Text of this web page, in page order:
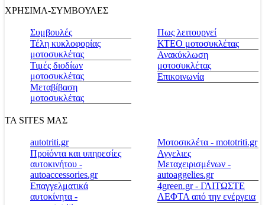
ΧΡΗΣΙΜΑ-ΣΥΜΒΟΥΛΕΣ
Συμβουλές
Τέλη κυκλοφορίας
μοτοσυκλέτας
Τιμές διοδίων
μοτοσυκλέτας
Μεταβίβαση
μοτοσυκλέτας
Πως λειτουργεί
ΚΤΕΟ μοτοσυκλέτας
Ανακύκλωση
μοτοσυκλέτας
Επικοινωνία
ΤΑ SITES ΜΑΣ
autotriti.gr
Προϊόντα και υπηρεσίες
αυτοκινήτου -
autoaccessories.gr
Επαγγελματικά
αυτοκίνητα -
Μοτοσικλέτα - mototriti.gr
Αγγελιες
Μεταχειρισμένων -
autoaggelies.gr
4green.gr - ΓΛΙΤΩΣΤΕ
ΛΕΦΤΑ από την ενέργεια